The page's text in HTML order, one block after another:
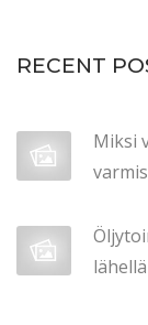
u
n
s
e
RECENT
Miksi